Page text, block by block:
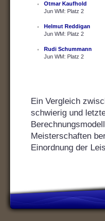
Otmar Kaufhold
Jun WM: Platz 2
Helmut Reddigan
Jun WM: Platz 2
Rudi Schummann
Jun WM: Platz 2
Ein Vergleich
schwierig und
Meisterschaften
Einordnung der